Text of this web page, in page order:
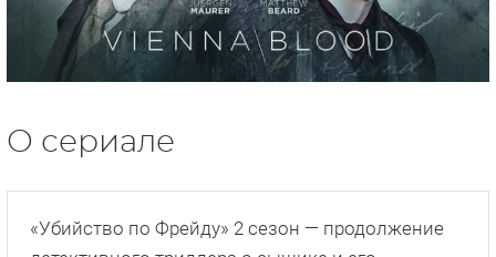
О сериале
«Убийство по Фрейду» 2 сезон — продолжение